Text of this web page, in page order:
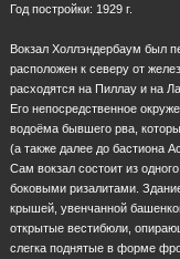
Год постройки: 1929 г.
Вокзал Холлэндербаум был
расположен к северу от
расходятся на Пиллау и на
Его непосредственное
водоёма бывшего рва,
(а также далее до бастиона
Сам вокзал состоит из
боковыми ризалитами.
крышей, увенчанной
открытые вестибюли,
слегка поднятые в форме